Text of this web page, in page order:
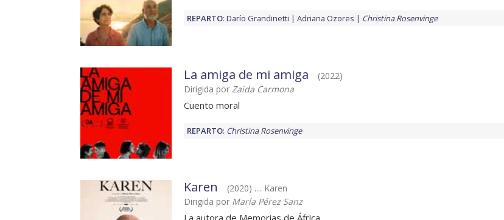
REPARTO: Darío Grandinetti Adriana Ozores Christina Rosenvinge
La amiga de mi amiga
(2022)
Dirigida por Zaida Carmona
Cuento moral
REPARTO: Christina Rosenvinge
Karen
(2020) .... Karen
Dirigida por María Pérez Sanz